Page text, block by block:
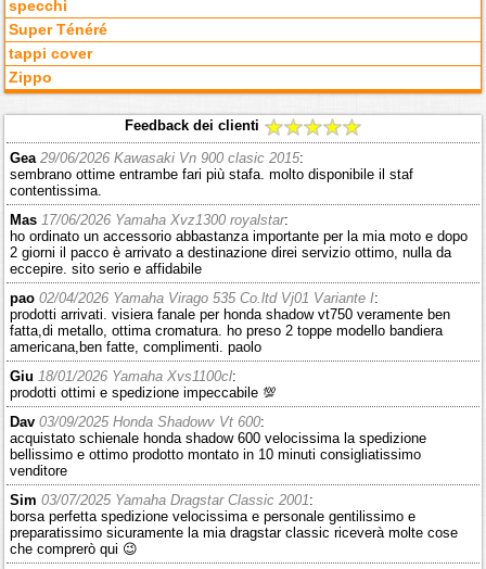
specchi
Super Ténéré
tappi cover
Zippo
Feedback dei clienti
Gea 29/06/2026 Kawasaki Vn 900 clasic 2015:
sembrano ottime entrambe fari più stafa. molto disponibile il staf
contentissima.
Mas 17/06/2026 Yamaha Xvz1300 royalstar:
ho ordinato un accessorio abbastanza importante per la mia moto e dopo
2 giorni il pacco è arrivato a destinazione direi servizio ottimo, nulla da
eccepire. sito serio e affidabile
pao 02/04/2026 Yamaha Virago 535 Co.ltd Vj01 Variante I:
prodotti arrivati. visiera fanale per honda shadow vt750 veramente ben
fatta,di metallo, ottima cromatura. ho preso 2 toppe modello bandiera
americana,ben fatte, complimenti. paolo
Giu 18/01/2026 Yamaha Xvs1100cl:
prodotti ottimi e spedizione impeccabile 💯
Dav 03/09/2025 Honda Shadowv Vt 600:
acquistato schienale honda shadow 600 velocissima la spedizione
bellissimo e ottimo prodotto montato in 10 minuti consigliatissimo
venditore
Sim 03/07/2025 Yamaha Dragstar Classic 2001:
borsa perfetta spedizione velocissima e personale gentilissimo e
preparatissimo sicuramente la mia dragstar classic riceverà molte cose
che comprerò qui 😉